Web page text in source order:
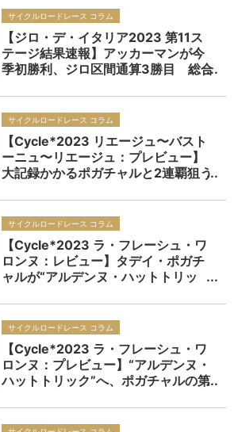
サイクルロードレース コラム
【ジロ・デ・イタリア2023 第11ス
テージ結果速報】アッカーマンが今
季初勝利、ジロ区間通算3勝目 総合
アイアはすでに36人
サイクルロードレース コラム
【Cycle*2023 リエージュ〜バスト
ーニュ〜リエージュ：プレビュー】
大記録かかるポガチャルと2連覇狙う
ントキリングも！？ 春のクラシッ
クのオーラスは歴史的大一番
サイクルロードレース コラム
【Cycle*2023 ラ・フレーシュ・ワ
ロンヌ：レビュー】タデイ・ポガチ
ャルが“アルデンヌ・ハットトリッ
に飽き足らず「今日勝ってもまだま
だ終わりではない」
サイクルロードレース コラム
【Cycle*2023 ラ・フレーシュ・ワ
ロンヌ：プレビュー】“アルデンヌ・
ハットトリック”へ、ポガチャルの第
視眈々、最大勾配26％の激坂は誰に
味方するか！